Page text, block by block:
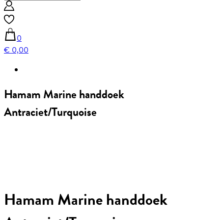
0
€ 0,00
Hamam Marine handdoek
Antraciet/Turquoise
Hamam Marine handdoek